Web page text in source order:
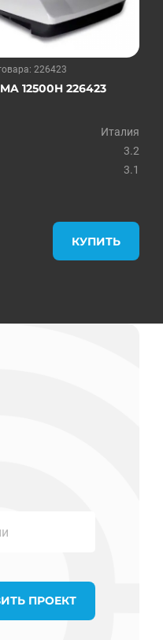
226423
12500H 226423
Италия
3.2
3.1
КУПИТЬ
ПРОЕКТ